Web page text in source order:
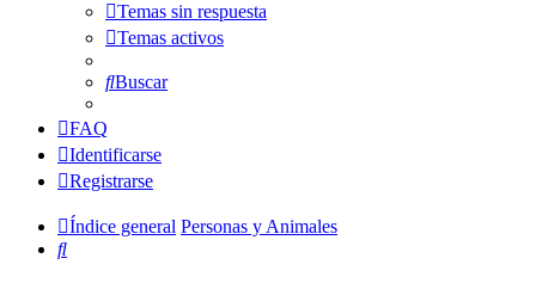
Temas sin respuesta
Temas activos
Buscar
FAQ
Identificarse
Registrarse
Índice general Personas y Animales
Buscar